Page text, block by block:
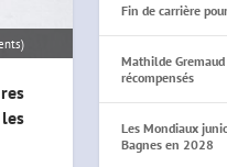
Fin de carrière
Mathilde
récompensés
Les Mondiaux
Bagnes en 2028